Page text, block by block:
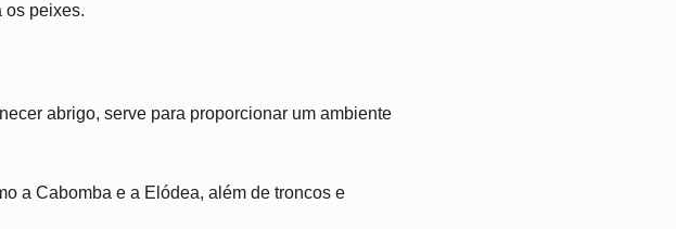
os peixes.
abrigo, serve para proporcionar um ambiente
a Cabomba e a Elódea, além de troncos e